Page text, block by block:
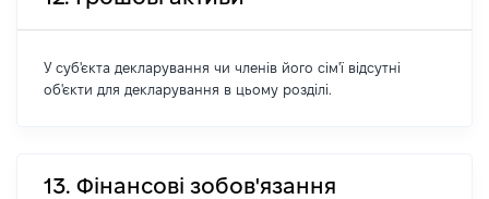
У суб'єкта декларування чи членів його сім'ї відсутні
об'єкти для декларування в цьому розділі.
13. Фінансові зобов'язання